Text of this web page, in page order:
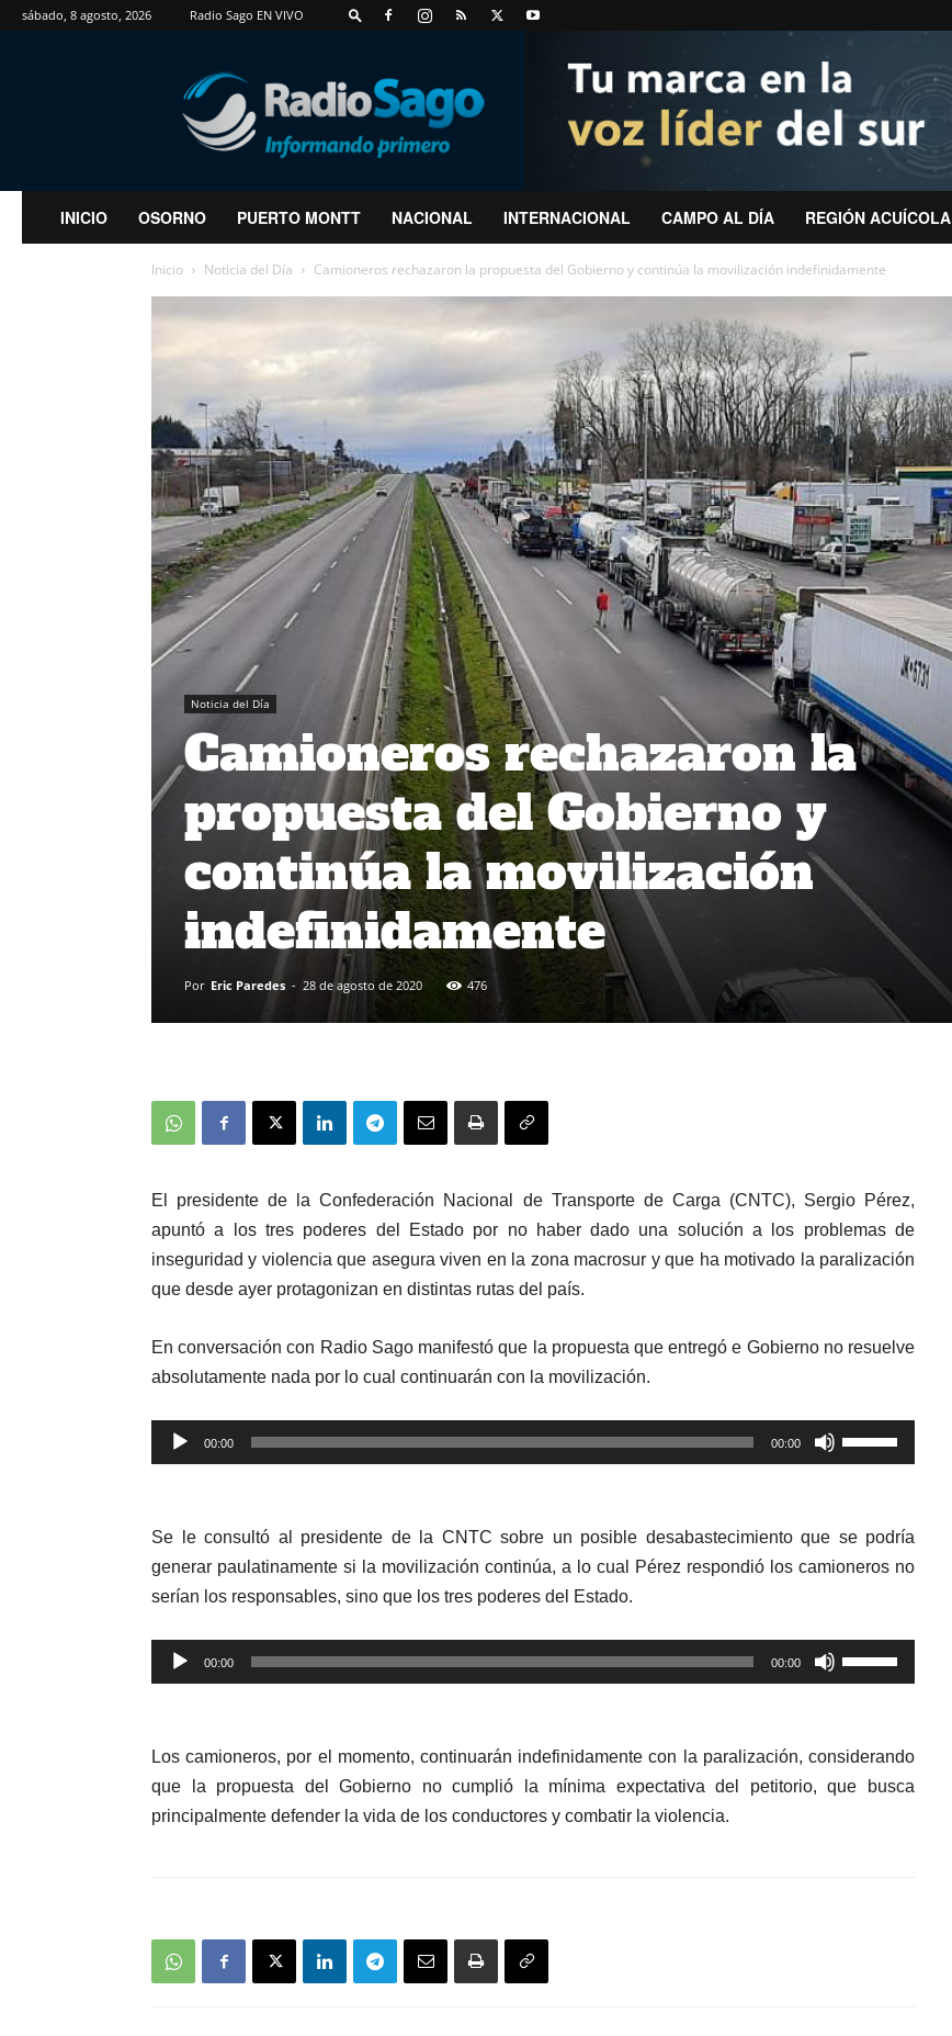
sábado, 8 agosto, 2026 Radio Sago EN VIVO
RadioSago
INICIO OSORNO PUERTO MONTT NACIONAL INTERNACIONAL CAMPO AL DÍA REGIÓN ACUÍCOLA
Inicio Noticia del Día Camioneros rechazaron la propuesta del Gobierno y continúa la movilización indefinidamente
Noticia del Día
Camioneros rechazaron la
propuesta del Gobierno y
continúa la movilización
indefinidamente
Por Eric Paredes - 28 de agosto de 2020 476
El presidente de la Confederación Nacional de Transporte de Carga (CNTC), Sergio Pérez,
apuntó a los tres poderes del Estado por no haber dado una solución a los problemas de
inseguridad y violencia que asegura viven en la zona macrosur y que ha motivado la paralización
que desde ayer protagonizan en distintas rutas del país.
En conversación con Radio Sago manifestó que la propuesta que entregó e Gobierno no resuelve
absolutamente nada por lo cual continuarán con la movilización.
Reproductor
de
00:00 00:00
las
flecha
arriba/abajo
o
disminuir
volumen.
Se le consultó al presidente de la CNTC sobre un posible desabastecimiento que se podría
generar paulatinamente si la movilización continúa, a lo cual Pérez respondió los camioneros no
serían los responsables, sino que los tres poderes del Estado.
Reproductor
de
00:00 00:00
las
flecha
arriba/abajo
Los camioneros, por el momento, continuarán indefinidamente con la paralización, considerando
que la propuesta del Gobierno no cumplió la mínima expectativa del petitorio, que busca
principalmente defender la vida de los conductores y combatir la violencia.